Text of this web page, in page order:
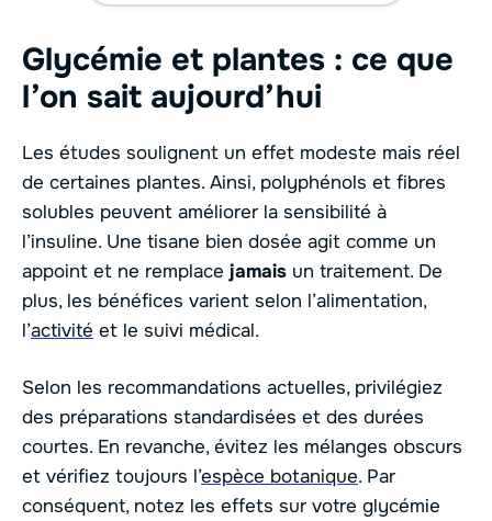
Glycémie et plantes : ce que
l’on sait aujourd’hui
Les études soulignent un effet modeste mais réel
de certaines plantes. Ainsi, polyphénols et fibres
solubles peuvent améliorer la sensibilité à
l’insuline. Une tisane bien dosée agit comme un
appoint et ne remplace jamais un traitement. De
plus, les bénéfices varient selon l’alimentation,
l’activité et le suivi médical.
Selon les recommandations actuelles, privilégiez
des préparations standardisées et des durées
courtes. En revanche, évitez les mélanges obscurs
et vérifiez toujours l’espèce botanique. Par
conséquent, notez les effets sur votre glycémie